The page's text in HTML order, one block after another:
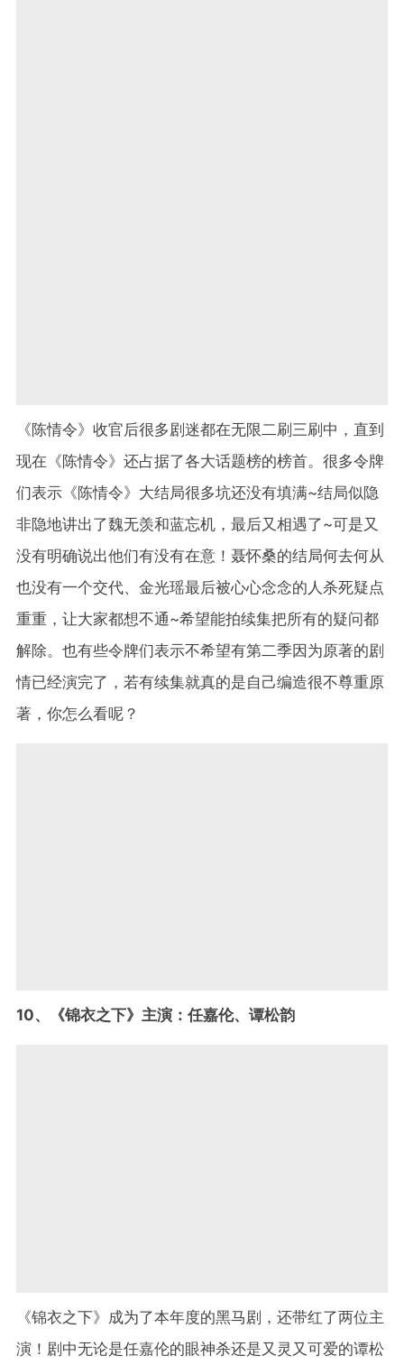
《陈情令》收官后很多剧迷都在无限二刷三刷中，直到
现在《陈情令》还占据了各大话题榜的榜首。很多令牌
们表示《陈情令》大结局很多坑还没有填满~结局似隐
非隐地讲出了魏无羡和蓝忘机，最后又相遇了~可是又
没有明确说出他们有没有在意！聂怀桑的结局何去何从
也没有一个交代、金光瑶最后被心心念念的人杀死疑点
重重，让大家都想不通~希望能拍续集把所有的疑问都
解除。也有些令牌们表示不希望有第二季因为原著的剧
情已经演完了，若有续集就真的是自己编造很不尊重原
著，你怎么看呢？
10、《锦衣之下》主演：任嘉伦、谭松韵
《锦衣之下》成为了本年度的黑马剧，还带红了两位主
演！剧中无论是任嘉伦的眼神杀还是又灵又可爱的谭松